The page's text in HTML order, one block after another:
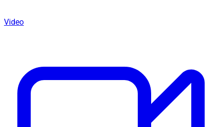
Video